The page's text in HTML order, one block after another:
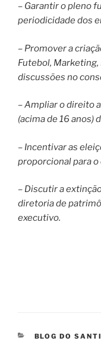
– Garantir o pleno
periodicidade dos
– Promover a
Futebol, Marketing,
discussões no
– Ampliar o direito
(acima de 16 anos)
– Incentivar as
proporcional para
– Discutir a
diretoria de
executivo.
CATEGORIAS
BLOG DO